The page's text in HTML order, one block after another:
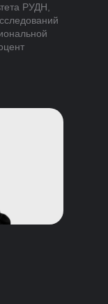
РУДН,